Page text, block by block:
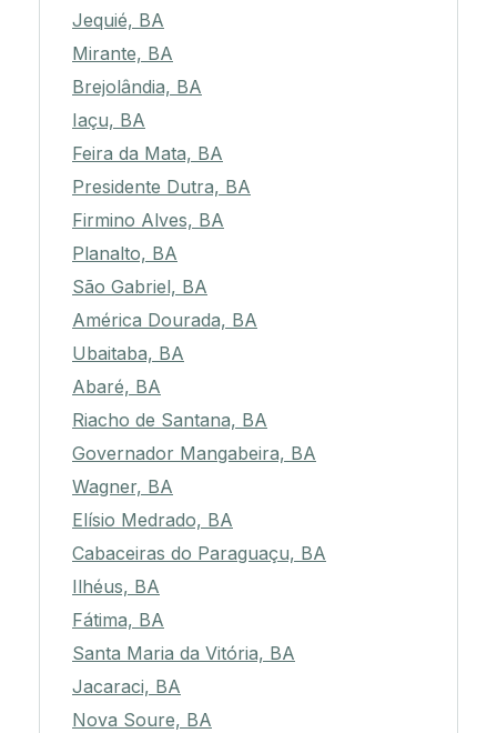
Jequié, BA
Mirante, BA
Brejolândia, BA
Iaçu, BA
Feira da Mata, BA
Presidente Dutra, BA
Firmino Alves, BA
Planalto, BA
São Gabriel, BA
América Dourada, BA
Ubaitaba, BA
Abaré, BA
Riacho de Santana, BA
Governador Mangabeira, BA
Wagner, BA
Elísio Medrado, BA
Cabaceiras do Paraguaçu, BA
Ilhéus, BA
Fátima, BA
Santa Maria da Vitória, BA
Jacaraci, BA
Nova Soure, BA